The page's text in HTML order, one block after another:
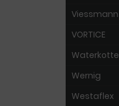
Viessmann
VORTICE
Waterkotte
Wernig
Westaflex